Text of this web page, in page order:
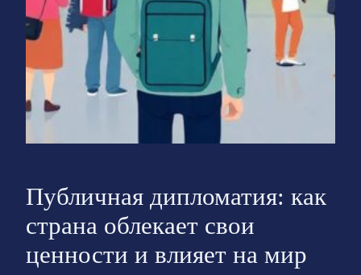
Публичная дипломатия: как
страна облекает свои
ценности и влияет на мир